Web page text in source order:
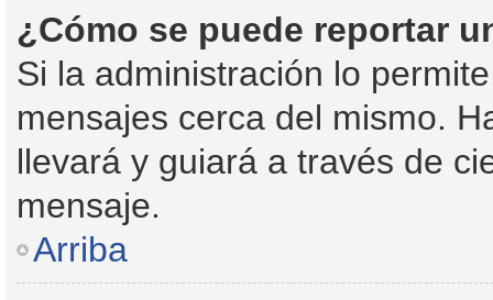
¿Cómo se puede reportar
Si la administración lo
mensajes cerca del mismo.
llevará y guiará a través de
mensaje.
Arriba